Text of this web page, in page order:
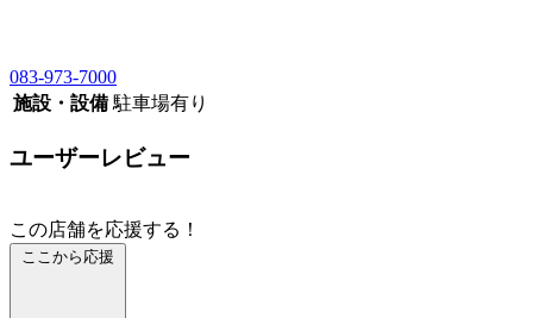
083-973-7000
施設・設備 駐車場有り
ユーザーレビュー
この店舗を応援する！
ここから応援